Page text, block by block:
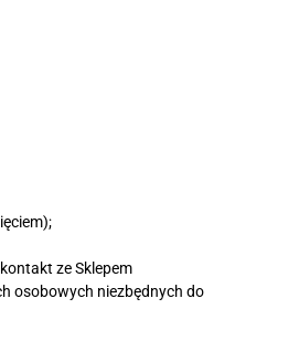
ze Sklepem
osobowych niezbędnych do